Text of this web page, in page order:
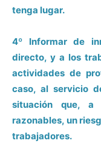
tenga lugar.
4º Informar de
directo, y a los
actividades de
caso, al servicio
situación que, a
razonables, un
trabajadores.